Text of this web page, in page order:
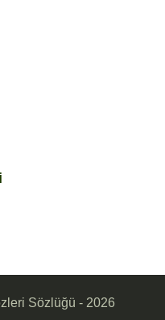
Sözlüğü - 2026